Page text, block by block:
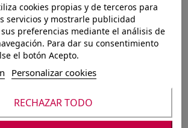
DE CAÑAMO
30CM X
cookies propias y de terceros para
servicios y mostrarle publicidad
preferencias mediante el análisis de
Para dar su consentimiento
el botón Acepto.
Personalizar cookies
RECHAZAR TODO